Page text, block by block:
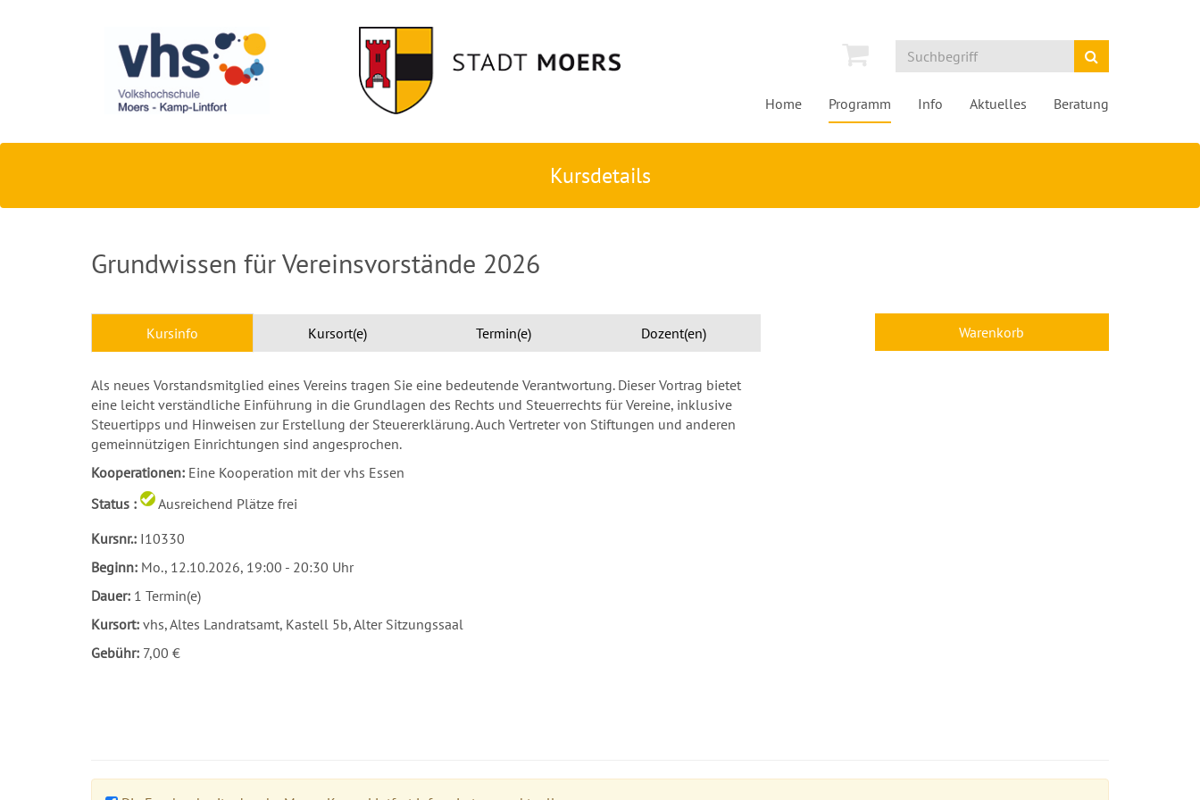
Home Programm Info Aktuelles Beratung
Kursdetails
Grundwissen für Vereinsvorstände 2026
Kursinfo Kursort(e) Termin(e) Dozent(en)
Als neues Vorstandsmitglied eines Vereins tragen Sie eine bedeutende Verantwortung. Dieser Vortrag bietet
eine leicht verständliche Einführung in die Grundlagen des Rechts und Steuerrechts für Vereine, inklusive
Steuertipps und Hinweisen zur Erstellung der Steuererklärung. Auch Vertreter von Stiftungen und anderen
gemeinnützigen Einrichtungen sind angesprochen.
Kooperationen: Eine Kooperation mit der vhs Essen
Status :
Ausreichend Plätze frei
Kursnr.: I10330
Beginn: Mo., 12.10.2026, 19:00 - 20:30 Uhr
Dauer: 1 Termin(e)
Kursort: vhs, Altes Landratsamt, Kastell 5b, Alter Sitzungssaal
Gebühr: 7,00 €
Warenkorb